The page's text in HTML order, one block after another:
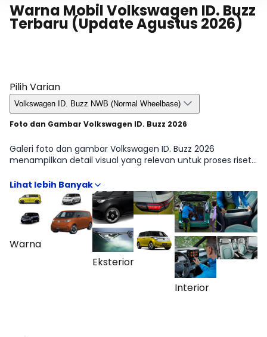
Warna Mobil Volkswagen ID. Buzz
Terbaru (Update Agustus 2026)
Pilih Varian
Volkswagen ID. Buzz NWB (Normal Wheelbase)
Foto dan Gambar Volkswagen ID. Buzz 2026
Galeri foto dan gambar Volkswagen ID. Buzz 2026
menampilkan detail visual yang relevan untuk proses riset
kabin, hingga elemen kecil yang sering jadi pertimbangan
seperti desain lampu, velg, dan garis bodi. Kumpulan
gambar juga membantu melihat proporsi dan karakter
desain Volkswagen ID. Buzz secara lebih realistis, sehingga
penilaian tidak hanya bergantung pada spesifikasi di atas
kertas. Galeri ini melengkapi informasi harga, fitur, dan
perbandingan varian Volkswagen ID. Buzz LWB (Long
Wheelbase), Volkswagen ID. Buzz NWB (Normal Wheelbase)
agar keputusan dapat dibuat lebih terukur.
Warna
Eksterior
Interior